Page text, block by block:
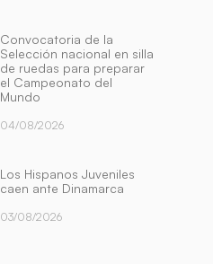
Convocatoria de la
Selección nacional en silla
de ruedas para preparar
el Campeonato del
Mundo
04/08/2026
Los Hispanos Juveniles
caen ante Dinamarca
03/08/2026